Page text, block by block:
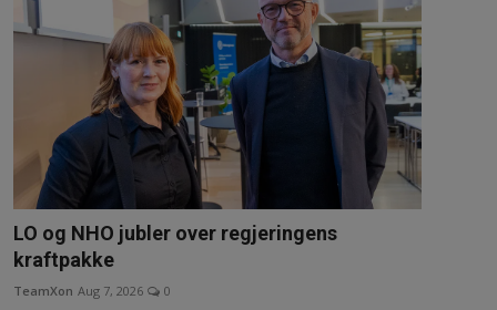
LO og NHO jubler over regjeringens
kraftpakke
TeamXon Aug 7, 2026 0